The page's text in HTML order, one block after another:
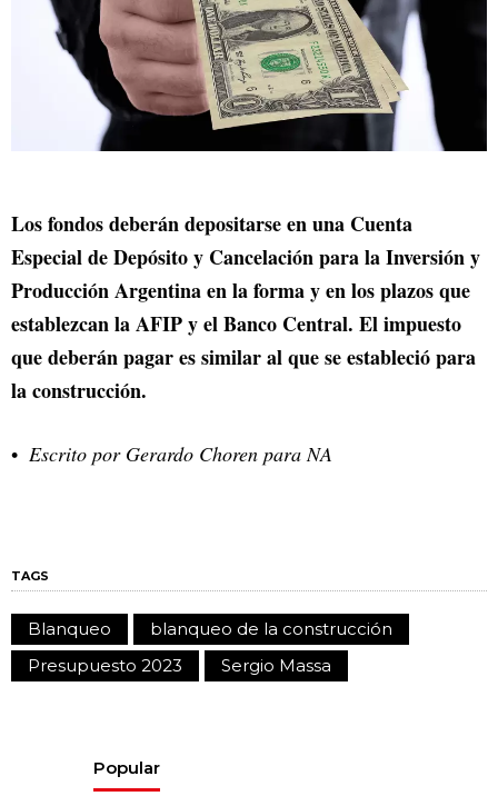
Los fondos deberán depositarse en una Cuenta
Especial de Depósito y Cancelación para la Inversión y
Producción Argentina en la forma y en los plazos que
establezcan la AFIP y el Banco Central. El impuesto
que deberán pagar es similar al que se estableció para
la construcción.
Escrito por Gerardo Choren para NA
TAGS
Blanqueo
blanqueo de la construcción
Presupuesto 2023
Sergio Massa
Popular